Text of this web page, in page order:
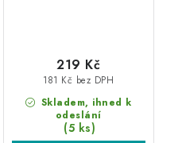
Skladem, ihned k
odeslání
(5 ks)
181 Kč bez DPH
219 Kč